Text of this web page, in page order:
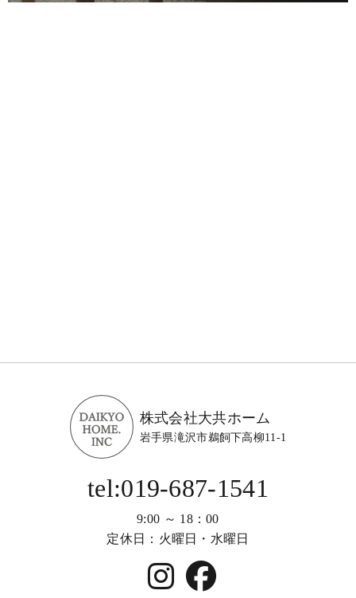
株式会社大共ホーム
岩手県滝沢市鵜飼下高柳11-1
tel:019-687-1541
9:00 ～ 18：00
定休日：火曜日・水曜日